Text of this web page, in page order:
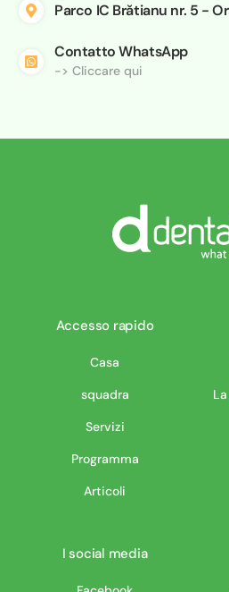
Parco IC Brătianu nr. 5 -
Contatto WhatsApp
-> Cliccare qui
Accesso rapido
Casa
squadra
Servizi
Programma
Articoli
I social media